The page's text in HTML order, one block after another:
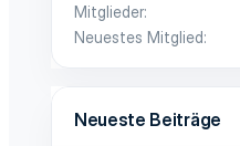
Mitglieder
Neuestes Mitglied
Neueste Beiträge